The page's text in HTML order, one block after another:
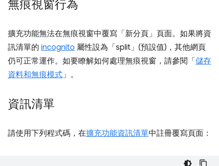
無痕視窗行為
擴充功能無法在無痕視窗中覆寫「新分頁」頁面。如果將資
訊清單的 incognito 屬性設為「split」(預設值)，其他網頁
仍可正常運作。如要瞭解如何處理無痕視窗，請參閱「儲存
資料和無痕模式 」。
資訊清單
請使用下列程式碼，在擴充功能資訊清單中註冊覆寫頁面：